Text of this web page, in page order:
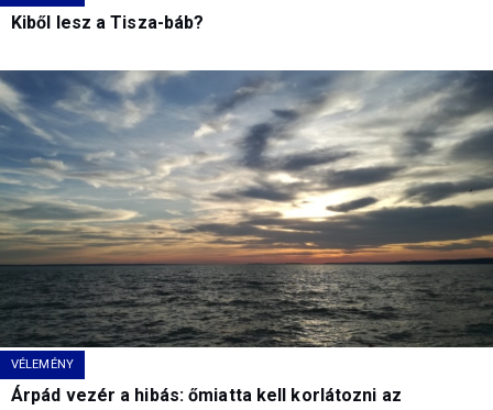
Kiből lesz a Tisza-báb?
VÉLEMÉNY
Árpád vezér a hibás: őmiatta kell korlátozni az